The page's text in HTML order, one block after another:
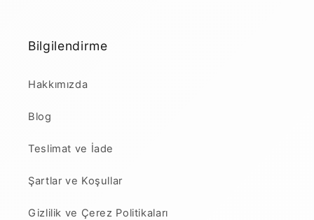
Bilgilendirme
Hakkımızda
Blog
Teslimat ve İade
Şartlar ve Koşullar
Gizlilik ve Çerez Politikaları